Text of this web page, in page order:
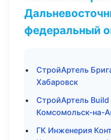
федеральный
СтройАртель
Хабаровск
СтройАртель
Комсомольск-на-
ГК Инженерия